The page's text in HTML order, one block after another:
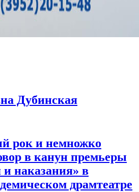
Дубинская
рок и немножко
в канун премьеры
наказания» в
драмтеатре